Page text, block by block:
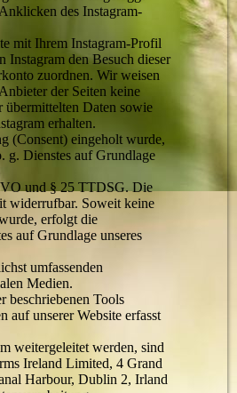
des Instagram-
mit Ihrem Instagram-Profil
Instagram den Besuch dieser
zuordnen. Wir weisen
der Seiten keine
Daten sowie
erhalten.
(Consent) eingeholt wurde,
g. Dienstes auf Grundlage
und § 25 TTDSG. Die
widerrufbar. Soweit keine
erfolgt die
auf Grundlage unseres
umfassenden
Medien.
beschriebenen Tools
auf unserer Website erfasst
weitergeleitet werden, sind
Ireland Limited, 4 Grand
Harbour, Dublin 2, Irland